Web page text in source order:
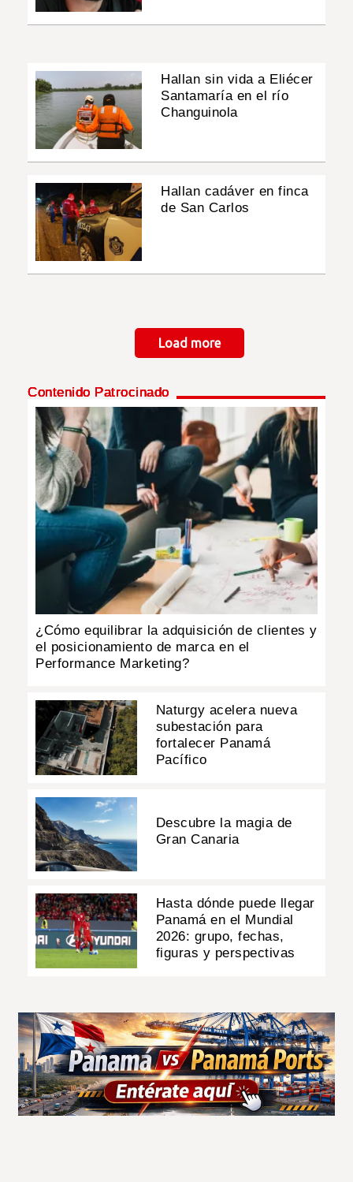
Hallan sin vida a Eliécer
Santamaría en el río
Changuinola
Hallan cadáver en finca
de San Carlos
Load more
Contenido Patrocinado
¿Cómo equilibrar la adquisición de clientes y
el posicionamiento de marca en el
Performance Marketing?
Naturgy acelera nueva
subestación para
fortalecer Panamá
Pacífico
Descubre la magia de
Gran Canaria
Hasta dónde puede llegar
Panamá en el Mundial
2026: grupo, fechas,
figuras y perspectivas